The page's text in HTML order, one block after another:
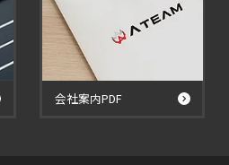
会社案内PDF